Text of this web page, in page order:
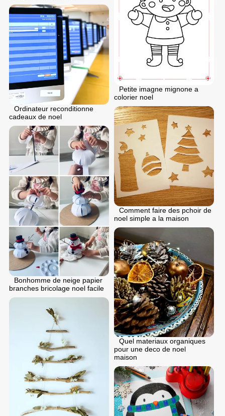
Petite imagne mignone a
colorier noel
Ordinateur reconditionne
cadeaux de noel
Comment faire des pchoir de
noel simple a la maison
Bonhomme de neige papier
branches bricolage noel facile
Quel materiaux organiques
pour une deco de noel
maison